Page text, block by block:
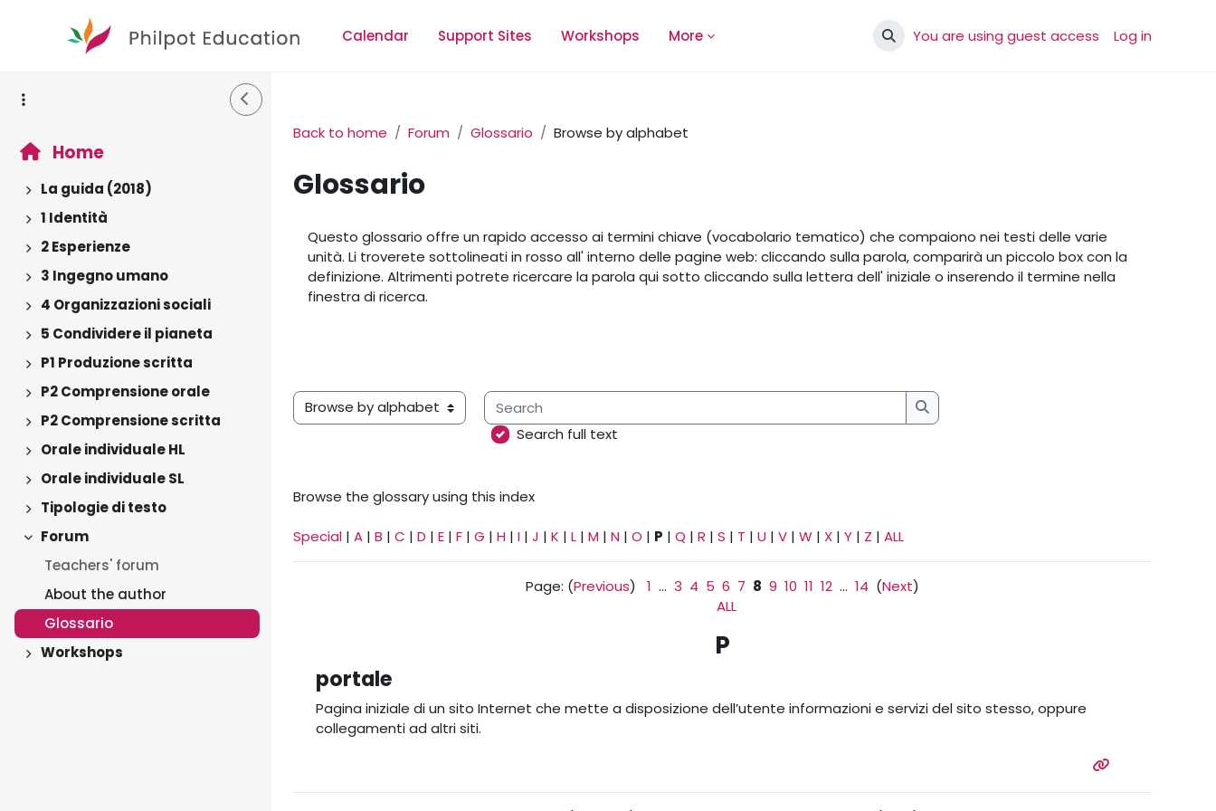
Calendar
Support Sites Workshops More Toggle search input
You are using guest access Log in
Side Drawer
Home
Expand
La guida (2018)
Expand
1 Identità
Expand
2 Esperienze
Expand
3 Ingegno umano
Expand
4 Organizzazioni sociali
Expand
5 Condividere il pianeta
Expand
P1 Produzione scritta
Expand
P2 Comprensione orale
Expand
P2 Comprensione scritta
Expand
Orale individuale HL
Expand
Orale individuale SL
Expand
Tipologie di testo
Collapse
Forum
Teachers' forum
About the author
Glossario
Expand
Workshops
Back to home Forum Glossario Browse by alphabet
Glossario
Questo glossario offre un rapido accesso ai termini chiave (vocabolario tematico) che compaiono nei testi delle varie
unità. Li troverete sottolineati in rosso all' interno delle pagine web: cliccando sulla parola, comparirà un piccolo box con la
definizione. Altrimenti potrete ricercare la parola qui sotto cliccando sulla lettera dell' iniziale o inserendo il termine nella
finestra di ricerca.
Browse the glossary using this index
Search
Search
Search full text
Browse the glossary using this index
Special | A | B | C | D | E | F | G | H | I | J | K | L | M | N | O | P | Q | R | S | T | U | V | W | X | Y | Z | ALL
Page: (Previous) 1 ... 3 4 5 6 7 8 9 10 11 12 ... 14 (Next)
ALL
P
portale
Pagina iniziale di un sito Internet che mette a disposizione dell’utente informazioni e servizi del sito stesso, oppure
collegamenti ad altri siti.